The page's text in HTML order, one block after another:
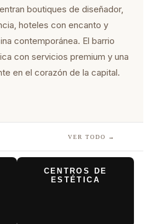
boutiques de diseñador,
hoteles con encanto y
contemporánea. El barrio
con servicios premium y una
en el corazón de la capital.
VER TODO →
CENTROS DE
ESTÉTICA